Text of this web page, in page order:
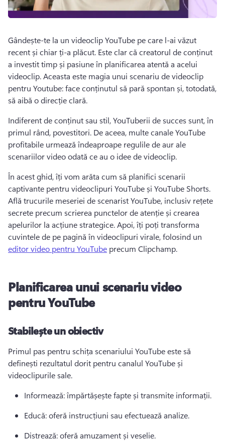
Gândește-te la un videoclip YouTube pe care l-ai văzut
recent și chiar ți-a plăcut. Este clar că creatorul de conținut
a investit timp și pasiune în planificarea atentă a acelui
videoclip. Aceasta este magia unui scenariu de videoclip
pentru Youtube: face conținutul să pară spontan și, totodată,
să aibă o direcție clară.
Indiferent de conținut sau stil, YouTuberii de succes sunt, în
primul rând, povestitori. De aceea, multe canale YouTube
profitabile urmează îndeaproape regulile de aur ale
scenariilor video odată ce au o idee de videoclip.
În acest ghid, îți vom arăta cum să planifici scenarii
Află trucurile meseriei de scenarist YouTube, inclusiv rețete
secrete precum scrierea punctelor de atenție și crearea
apelurilor la acțiune strategice. Apoi, îți poți transforma
cuvintele de pe pagină în videoclipuri virale, folosind un
editor video pentru YouTube precum Clipchamp.
Planificarea unui scenariu video
pentru YouTube
Stabilește un obiectiv
Primul pas pentru schița scenariului YouTube este să
definești rezultatul dorit pentru canalul YouTube și
videoclipurile sale.
Informează: împărtășește fapte și transmite informații.
Educă: oferă instrucțiuni sau efectuează analize.
Distrează: oferă amuzament și veselie.